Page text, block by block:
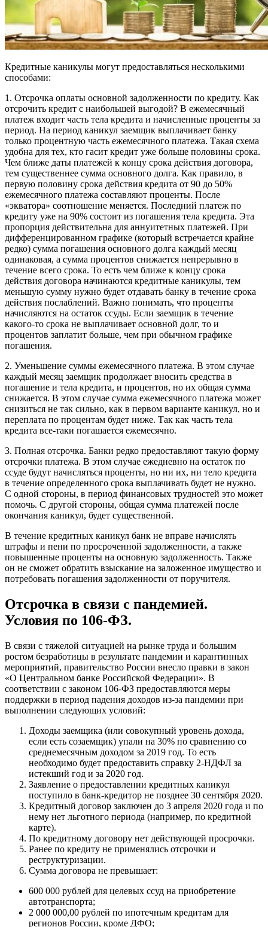
Кредитные каникулы могут предоставляться несколькими
способами:
1. Отсрочка оплаты основной задолженности по кредиту. Как
отсрочить кредит с наибольшей выгодой? В ежемесячный
платеж входит часть тела кредита и начисленные проценты за
период. На период каникул заемщик выплачивает банку
только процентную часть ежемесячного платежа. Такая схема
удобна для тех, кто гасит кредит уже больше половины срока.
Чем ближе даты платежей к концу срока действия договора,
тем существеннее сумма основного долга. Как правило, в
первую половину срока действия кредита от 90 до 50%
ежемесячного платежа составляют проценты. После
«экватора» соотношение меняется. Последний платеж по
кредиту уже на 90% состоит из погашения тела кредита. Эта
пропорция действительна для аннуитетных платежей. При
дифференцированном графике (который встречается крайне
редко) сумма погашения основного долга каждый месяц
одинаковая, а сумма процентов снижается непрерывно в
течение всего срока. То есть чем ближе к концу срока
действия договора начинаются кредитные каникулы, тем
меньшую сумму нужно будет отдавать банку в течение срока
действия послаблений. Важно понимать, что проценты
начисляются на остаток ссуды. Если заемщик в течение
какого-то срока не выплачивает основной долг, то и
процентов заплатит больше, чем при обычном графике
погашения.
2. Уменьшение суммы ежемесячного платежа. В этом случае
каждый месяц заемщик продолжает вносить средства в
погашение и тела кредита, и процентов, но их общая сумма
снижается. В этом случае сумма ежемесячного платежа может
снизиться не так сильно, как в первом варианте каникул, но и
переплата по процентам будет ниже. Так как часть тела
кредита все-таки погашается ежемесячно.
3. Полная отсрочка. Банки редко предоставляют такую форму
отсрочки платежа. В этом случае ежедневно на остаток по
ссуде будут начисляться проценты, но ни их, ни тело кредита
в течение определенного срока выплачивать будет не нужно.
С одной стороны, в период финансовых трудностей это может
помочь. С другой стороны, общая сумма платежей после
окончания каникул, будет существенной.
В течение кредитных каникул банк не вправе начислять
штрафы и пени по просроченной задолженности, а также
повышенные проценты на основную задолженность. Также
он не сможет обратить взыскание на заложенное имущество и
потребовать погашения задолженности от поручителя.
Отсрочка в связи с пандемией.
Условия по 106-ФЗ.
В связи с тяжелой ситуацией на рынке труда и большим
ростом безработицы в результате пандемии и карантинных
мероприятий, правительство России внесло правки в закон
«О Центральном банке Российской Федерации». В
соответствии с законом 106-ФЗ предоставляются меры
поддержки в период падения доходов из-за пандемии при
выполнении следующих условий:
Доходы заемщика (или совокупный уровень дохода,
если есть созаемщик) упали на 30% по сравнению со
среднемесячным доходом за 2019 год. То есть
необходимо будет предоставить справку 2-НДФЛ за
истекший год и за 2020 год.
Заявление о предоставлении кредитных каникул
поступило в банк-кредитор не позднее 30 сентября 2020.
Кредитный договор заключен до 3 апреля 2020 года и по
нему нет льготного периода (например, по кредитной
карте).
По кредитному договору нет действующей просрочки.
Ранее по кредиту не применялись отсрочки и
реструктуризации.
Сумма договора не превышает:
600 000 рублей для целевых ссуд на приобретение
автотранспорта;
2 000 000,00 рублей по ипотечным кредитам для
регионов России, кроме ДФО;